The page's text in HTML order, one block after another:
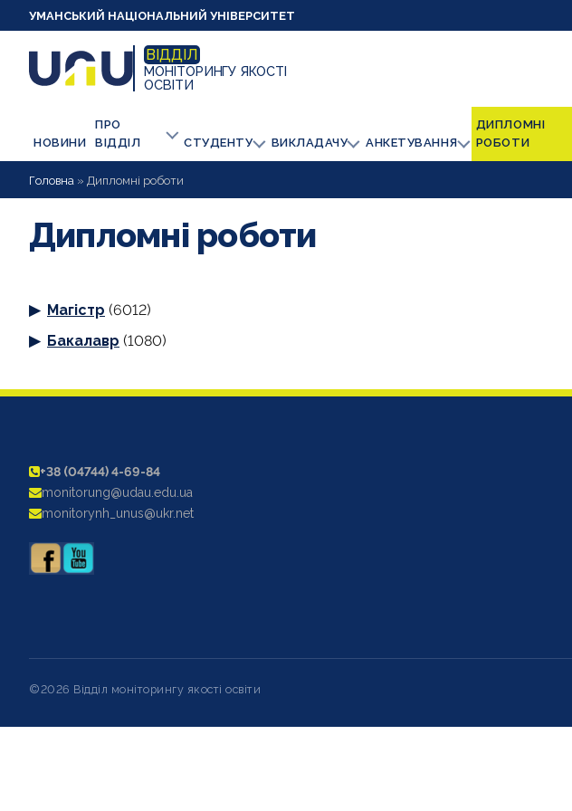
УМАНСЬКИЙ НАЦІОНАЛЬНИЙ УНІВЕРСИТЕТ
ВІДДІЛ
МОНІТОРИНГУ ЯКОСТІ
ОСВІТИ
НОВИНИ
ПРО
ВІДДІЛ
СТУДЕНТУ ВИКЛАДАЧУ АНКЕТУВАННЯ
ДИПЛОМНІ
РОБОТИ
Головна » Дипломні роботи
Дипломні роботи
Магістр (6012)
Бакалавр (1080)
+38 (04744) 4-69-84
monitorung@udau.edu.ua
monitorynh_unus@ukr.net
©2026 Відділ моніторингу якості освіти